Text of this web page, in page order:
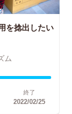
を捻出したい
ム
終了
2022/02/25